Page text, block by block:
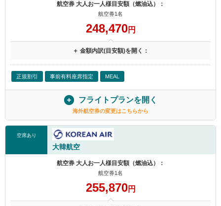
航空券 大人お一人様目安額（燃油込）：
航空券1名
248,470円
＋ 金額内訳(目安額)を開く：
正規割引 事前有料座席指定 MEAL
フライトプランを開く
海外航空券の変更はこちらから
空席あり
大韓航空
航空券 大人お一人様目安額（燃油込）：
航空券1名
255,870円